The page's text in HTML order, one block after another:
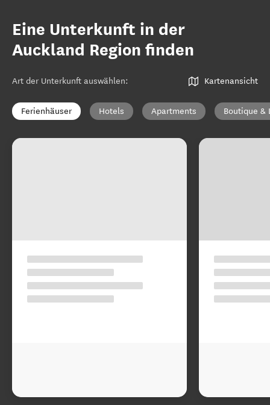
Eine Unterkunft in der
Auckland Region finden
Art der Unterkunft auswählen: Kartenansicht
Ferienhäuser Hotels Apartments Boutique &